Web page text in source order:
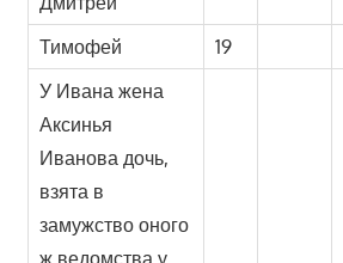
Тимофей 19
У Ивана жена
Аксинья
Иванова дочь,
взята в
замужство оного